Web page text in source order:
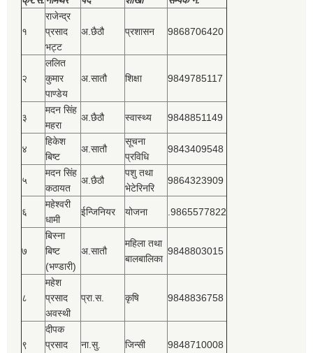
१
राजेन्द्र
प्रसाद
भट्ट
अ.छैठौ प्रशासन 9868706420
२
ललित
कुमार
पाण्डेय
अ.सातौ शिक्षा 9849785117
३
मदन सिंह
महरा
अ.छैठौ स्वास्थ्य 9848851149
४
हिकेश
बिष्‍ट
अ.सातौ
सूचना
प्रविधि
9843409548
५
मदन सिंह
कठायत
अ.छैठौ
पशु तथा
भेटेरिनरि
9864323909
६
महेश्‍वरी
धामी
ईन्जिनियर योजना .9865577822
७
बिस्‍ना
बिष्‍ट
(भण्डारी)
अ.सातौ
महिला तथा
बालबालिका
9848803015
८
महेश
प्रसाद
अवस्थी
प्रा.स. कृषि 9848836758
९
दीपक
प्रसाद
ना.सु. जिन्सी 9848710008